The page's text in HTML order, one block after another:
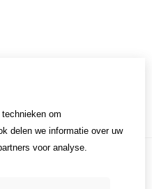
om
delen we informatie over uw
voor analyse.